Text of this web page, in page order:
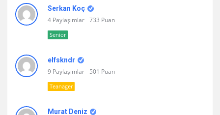
Serkan Koç
4 Paylaşımlar 733 Puan
Senior
elfskndr
9 Paylaşımlar 501 Puan
Teanager
Murat Deniz